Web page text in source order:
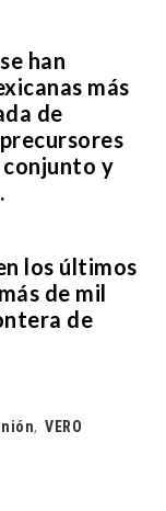
han
más
de
conjunto y
los últimos
de mil
de
, VERO